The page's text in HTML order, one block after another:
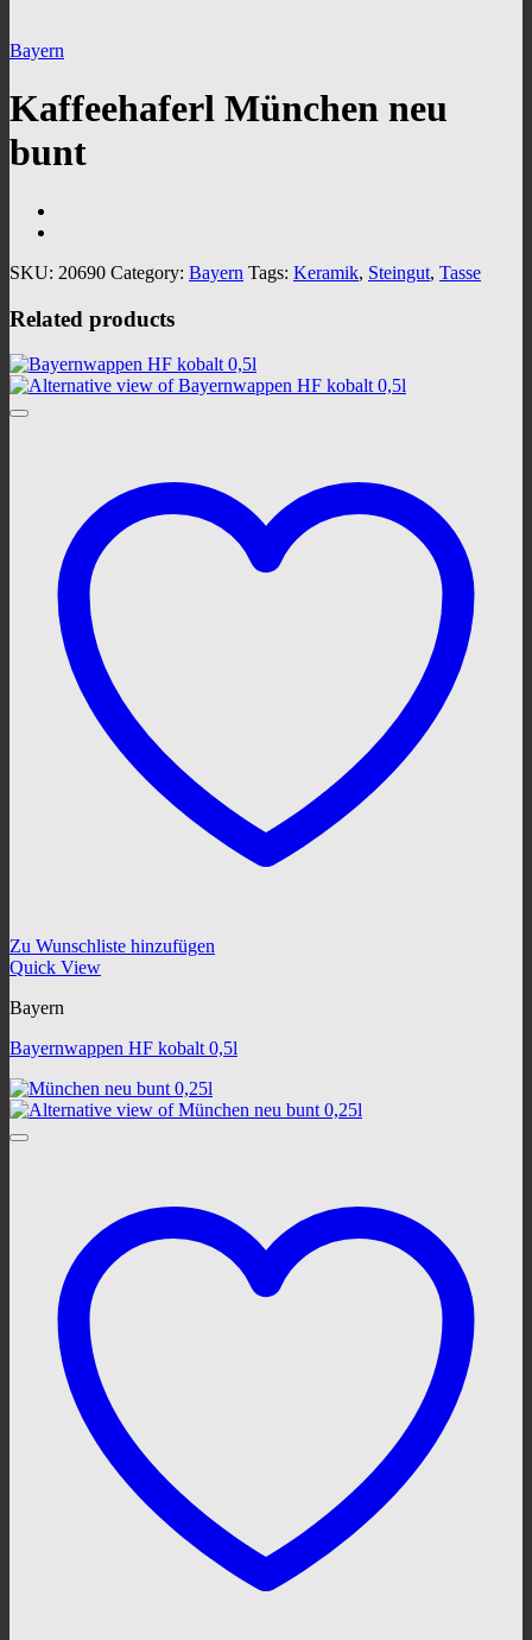
Bayern
Kaffeehaferl München neu
bunt
SKU: 20690 Category: Bayern Tags: Keramik, Steingut, Tasse
Related products
Zu Wunschliste hinzufügen
Quick View
Bayern
Bayernwappen HF kobalt 0,5l